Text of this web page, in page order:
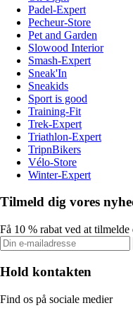
Padel-Expert
Pecheur-Store
Pet and Garden
Slowood Interior
Smash-Expert
Sneak'In
Sneakids
Sport is good
Training-Fit
Trek-Expert
Triathlon-Expert
TripnBikers
Vélo-Store
Winter-Expert
Tilmeld dig vores
Få 10 % rabat ved at
Hold kontakten
Find os på sociale medier